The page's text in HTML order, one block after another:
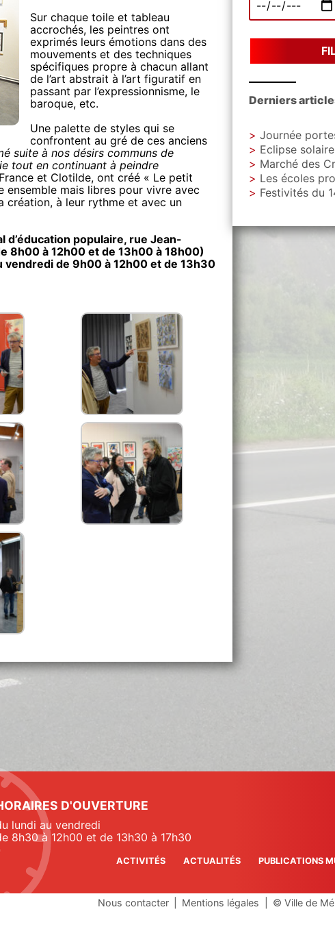
Sur chaque toile et tableau
accrochés, les peintres ont
exprimés leurs émotions dans des
mouvements et des techniques
spécifiques propre à chacun allant
de l’art abstrait à l’art figuratif en
passant par l’expressionnisme, le
baroque, etc.
Une palette de styles qui se
confrontent au gré de ces anciens
suite à nos désirs communs de
tout en continuant à peindre
et Clotilde, ont créé « Le petit
ensemble mais libres pour vivre avec
création, à leur rythme et avec un
d’éducation populaire, rue Jean-
8h00 à 12h00 et de 13h00 à 18h00)
vendredi de 9h00 à 12h00 et de 13h30
Derniers
Journée portes
Eclipse solaire –
Marché des Créateurs et
Les écoles profitent
Festivités du
D'OUVERTURE
lundi au vendredi
8h30 à 12h00 et de 13h30 à 17h30
ACTIVITÉS ACTUALITÉS PUBLICATIONS
Nous contacter Mentions légales © Ville de